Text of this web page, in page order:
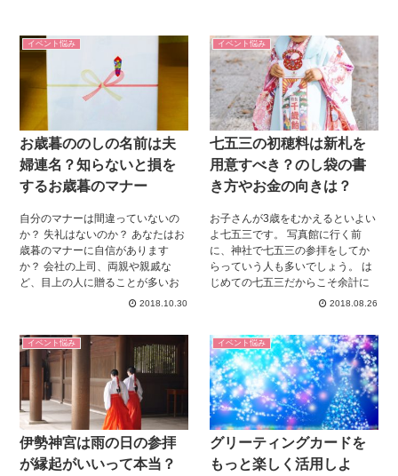
イベント悩み
お歳暮ののしの名前は夫
婦連名？知らないと損を
するお歳暮のマナー
自分のマナーは間違っていないの
か？ 失礼はないのか？ あなたはお
歳暮のマナーに自信があります
か？ 会社の上司、両親や親戚な
ど、目上の人に贈ることが多いお
歳暮。 今日はお歳暮ののしの書き
2018.10.30
イベント悩み
七五三の初穂料は新札を
用意すべき？のし袋の書
き方やお金の向きは？
お子さんが3歳をむかえるといよい
よ七五三です。 写真館に行く前
に、神社で七五三の参拝をしてか
らっていう人も多いでしょう。 は
じめての七五三だからこそ余計に
ちゃんとしようと考える人もいる
うこと。 はじめての参拝なら初穂
料マナーわからないですよね。 こ
れを読めば参拝もバッチリ！初穂
料についてまとめたので、ぜひ読
んでください。
2018.08.26
イベント悩み
伊勢神宮は雨の日の参拝
が縁起がいいって本当？
イベント悩み
グリーティングカードを
もっと楽しく活用しよ